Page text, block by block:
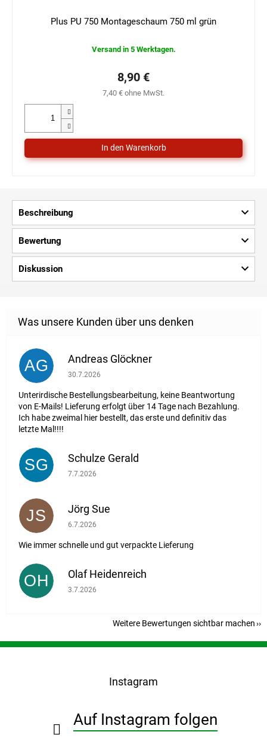
Plus PU 750 Montageschaum 750 ml grün
Versand in 5 Werktagen.
7,40 € ohne MwSt.
8,90 €
Beschreibung
Bewertung
Diskussion
AG Andreas Glöckner
Die Shop-Bewertung beträgt 1 von 5 Sternen.
30.7.2026
Unterirdische Bestellungsbearbeitung, keine Beantwortung
von E-Mails! Lieferung erfolgt über 14 Tage nach Bezahlung.
Ich habe zweimal hier bestellt, das erste und definitiv das
letzte Mal!!!!
SG Schulze Gerald
Die Shop-Bewertung beträgt 5 von 5 Sternen.
7.7.2026
JS Jörg Sue
Die Shop-Bewertung beträgt 5 von 5 Sternen.
6.7.2026
Wie immer schnelle und gut verpackte Lieferung
OH Olaf Heidenreich
Die Shop-Bewertung beträgt 5 von 5 Sternen.
3.7.2026
Weitere Bewertungen sichtbar machen
F
Instagram
Auf Instagram folgen